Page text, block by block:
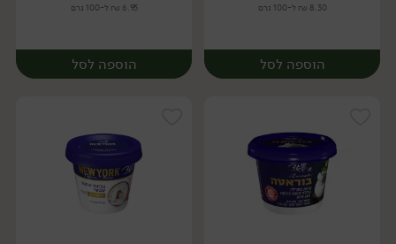
8.30 ₪ ל-100 גרם
הוספה לסל
6.95 ₪ ל-100 גרם
הוספה לסל